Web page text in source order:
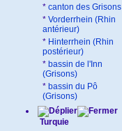
* canton des Grisons
* Vorderrhein (Rhin
antérieur)
* Hinterrhein (Rhin
postérieur)
* bassin de l'Inn
(Grisons)
* bassin du Pô
(Grisons)
Turquie